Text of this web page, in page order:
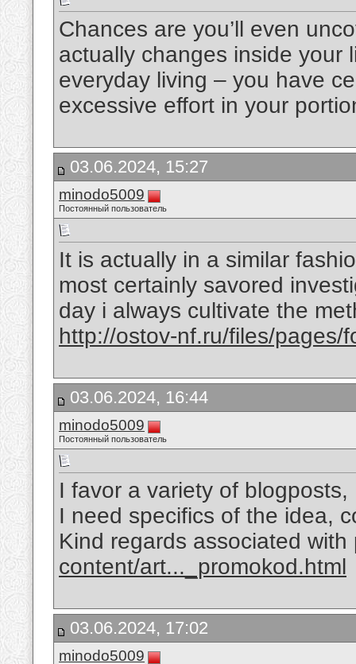
Chances are you’ll even
actually changes inside your
everyday living – you have
excessive effort in your
03.06.2024, 15:27
minodo5009
Постоянный пользователь
It is actually in a similar
most certainly savored
day i always cultivate the
http://ostov-nf.ru/files/pages/
03.06.2024, 16:44
minodo5009
Постоянный пользователь
I favor a variety of
I need specifics of the idea,
Kind regards associated
content/art..._promokod.html
03.06.2024, 17:02
minodo5009